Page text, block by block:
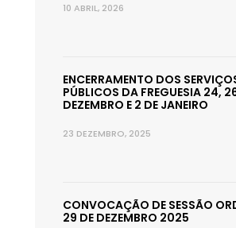
10 ABRIL, 2026
ENCERRAMENTO DOS
PÚBLICOS DA FREGUESIA 24,
DEZEMBRO E 2 DE JANEIRO
23 DEZEMBRO, 2025
CONVOCAÇÃO DE SESSÃO
29 DE DEZEMBRO 2025